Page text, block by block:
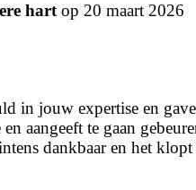
hartop 20 maart 2026
in jouw expertise en
en aangeeft te gaan
dankbaar en het